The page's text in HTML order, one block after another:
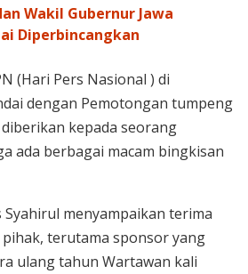
Wakil Gubernur Jawa
Diperbincangkan
(Hari Pers Nasional ) di
dengan Pemotongan tumpeng
kepada seorang
ada berbagai macam bingkisan
Syahirul menyampaikan terima
terutama sponsor yang
ulang tahun Wartawan kali